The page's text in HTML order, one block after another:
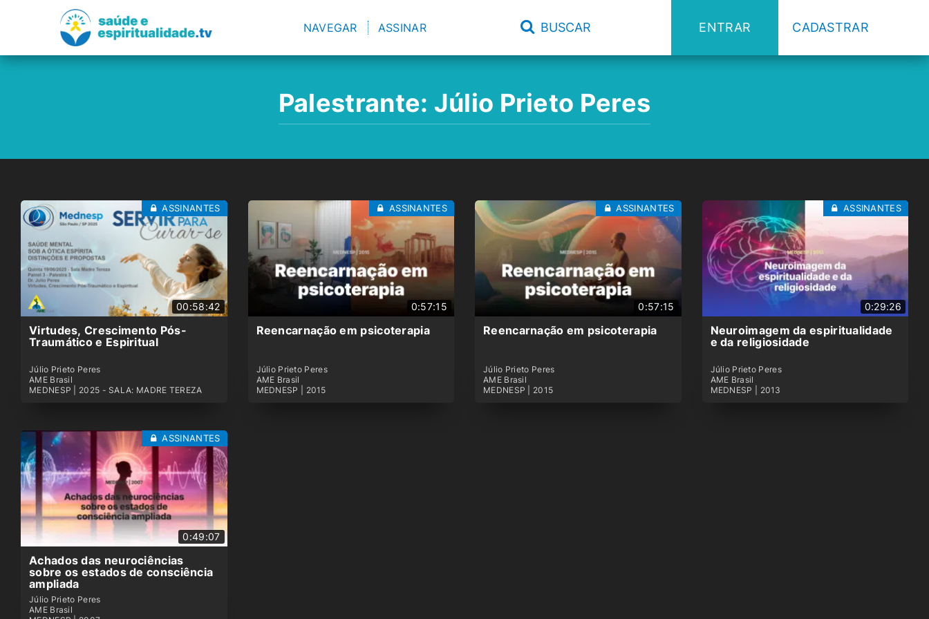
NAVEGAR ASSINAR BUSCAR ENTRAR CADASTRAR
Palestrante: Júlio Prieto Peres
00:58:42
Virtudes, Crescimento Pós-
Traumático e Espiritual
Júlio Prieto Peres
AME Brasil
MEDNESP | 2025 - SALA: MADRE TEREZA
ASSINANTES
0:57:15
Reencarnação em psicoterapia
Júlio Prieto Peres
AME Brasil
MEDNESP | 2015
ASSINANTES
0:57:15
Reencarnação em psicoterapia
Júlio Prieto Peres
AME Brasil
MEDNESP | 2015
ASSINANTES
0:29:26
Neuroimagem da espiritualidade
e da religiosidade
Júlio Prieto Peres
AME Brasil
MEDNESP | 2013
ASSINANTES
0:49:07
Achados das neurociências
sobre os estados de consciência
ampliada
Júlio Prieto Peres
AME Brasil
ASSINANTES